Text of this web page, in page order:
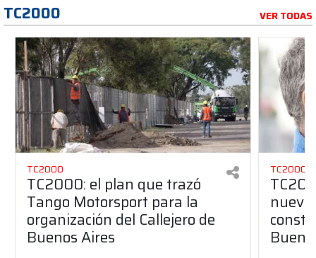
TC2000 VER TODAS
TC2000
TC2000: el plan que trazó
Tango Motorsport para la
organización del Callejero de
Buenos Aires
TC2000